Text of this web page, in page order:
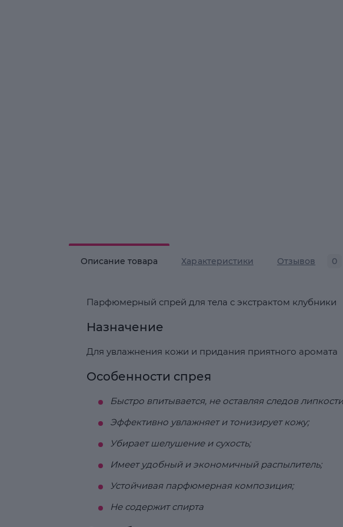
Описание товара Характеристики Отзывов 0
Парфюмерный спрей для тела с экстрактом клубники
Назначение
Для увлажнения кожи и придания приятного аромата
Особенности спрея
Быстро впитывается, не оставляя следов
Эффективно увлажняет и тонизирует кожу;
Убирает шелушение и сухость;
Имеет удобный и экономичный распылитель;
Устойчивая парфюмерная композиция;
Не содержит спирта